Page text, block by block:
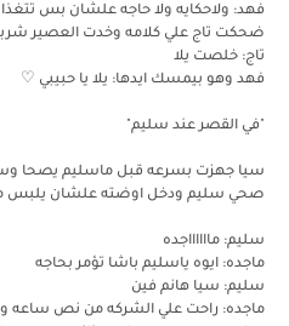
فهد: ولاحكايه ولا حاجه علشان بس تتغذا
ضحكت تاج علي كلامه وخدت العصير
تاج: خلصت يلا
فهد وهو بيمسك ايدها: يلا يا حبيبي ♡
"في القصر عند سليم"
سيا جهزت بسرعه قبل ماسليم يصحا
صحي سليم ودخل اوضته علشان يلبس
سليم: مااااااجده
ماجده: ايوه ياسليم باشا تؤمر بحاجه
سليم: سيا هانم فين
ماجده: راحت علي الشركه من نص ساعه